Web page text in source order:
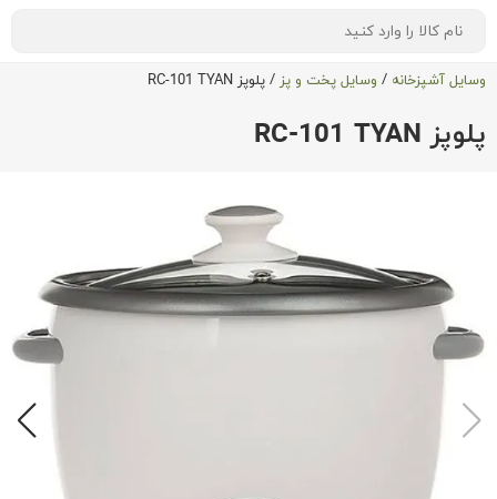
وسایل آشپزخانه / وسایل پخت و پز / پلوپز RC-101 TYAN
پلوپز RC-101 TYAN